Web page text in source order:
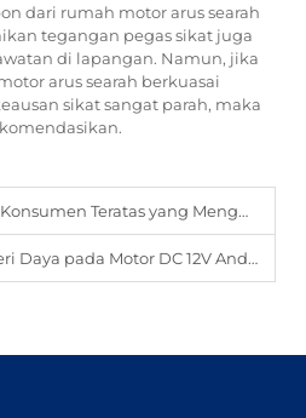
dari rumah motor arus searah
tegangan pegas sikat juga
di lapangan. Namun, jika
arus searah berkuasai
sikat sangat parah, maka
Teratas yang Menggunakan Motor DC Ber-sikat
pada Motor DC 12V Anda dengan Energi Surya